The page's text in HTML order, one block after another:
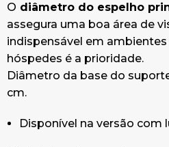
O diâmetro do espelho
assegura uma boa área de
indispensável em
hóspedes é a prioridade.
Diâmetro da base do
cm.
Disponível na versão com